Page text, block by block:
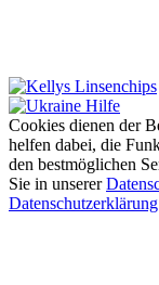
Cookies dienen der
helfen dabei, die
den bestmöglichen
Sie in unserer
Datenschutzerklärung